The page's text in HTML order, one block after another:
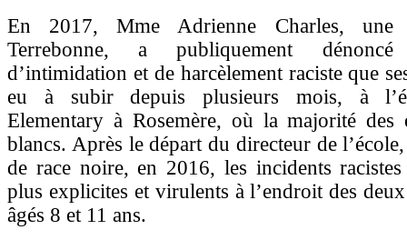
En 2017, Mme Adrienne Charles, une
Terrebonne, a publiquement
d’intimidation et de harcèlement raciste que
eu à subir depuis plusieurs mois, à
Elementary à Rosemère, où la majorité des
blancs. Après le départ du directeur de
de race noire, en 2016, les incidents
plus explicites et virulents à l’endroit des
âgés 8 et 11 ans.